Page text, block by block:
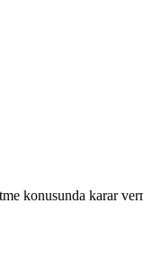
konusunda karar